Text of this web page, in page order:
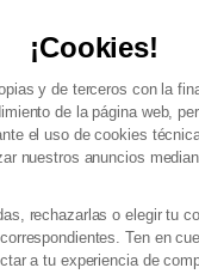
¡Cookies!
y de terceros con la
de la página web,
el uso de cookies
nuestros anuncios
rechazarlas o elegir tu
Ten en
a tu experiencia de
de datos
generales de Venta
de accesibilidad